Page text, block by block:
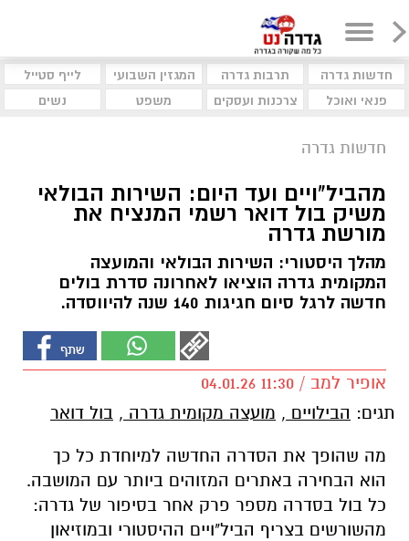
חדשות גדרה תרבות גדרה המגזין השבועי
לייף סטייל
פנאי ואוכל
צרכנות ועסקים משפט נשים
חדשות גדרה
מהביל"ויים ועד היום: השירות הבולאי
משיק בול דואר רשמי המנציח את
מורשת גדרה
מהלך היסטורי: השירות הבולאי והמועצה
המקומית גדרה הוציאו לאחרונה סדרת בולים
חדשה לרגל סיום חגיגות 140 שנה להיווסדה.
אופיר למב / 11:30 04.01.26
תגים: הבילויים , מועצה מקומית גדרה , בול דואר
מה שהופך את הסדרה החדשה למיוחדת כל כך
הוא הבחירה באתרים המזוהים ביותר עם המושבה.
כל בול בסדרה מספר פרק אחר בסיפור של גדרה:
מהשורשים בצריף הביל"ויים ההיסטורי ובמוזיאון